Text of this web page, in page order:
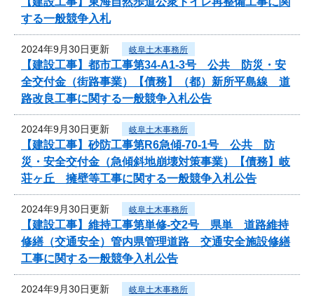
する一般競争入札
2024年9月30日更新 岐阜土木事務所
【建設工事】都市工事第34-A1-3号 公共 防災・安
全交付金（街路事業）【債務】（都）新所平島線 道
路改良工事に関する一般競争入札公告
2024年9月30日更新 岐阜土木事務所
【建設工事】砂防工事第R6急傾-70-1号 公共 防
災・安全交付金（急傾斜地崩壊対策事業）【債務】岐
荘ヶ丘 擁壁等工事に関する一般競争入札公告
2024年9月30日更新 岐阜土木事務所
【建設工事】維持工事第単修-交2号 県単 道路維持
修繕（交通安全）管内県管理道路 交通安全施設修繕
工事に関する一般競争入札公告
2024年9月30日更新 岐阜土木事務所